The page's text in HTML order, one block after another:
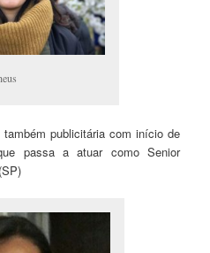
publicitária com início de
passa a atuar como Senior